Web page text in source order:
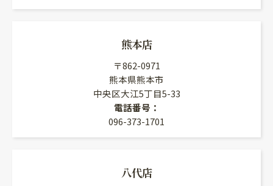
熊本店
〒862-0971
熊本県熊本市
中央区大江5丁目5-33
電話番号：
096-373-1701
八代店